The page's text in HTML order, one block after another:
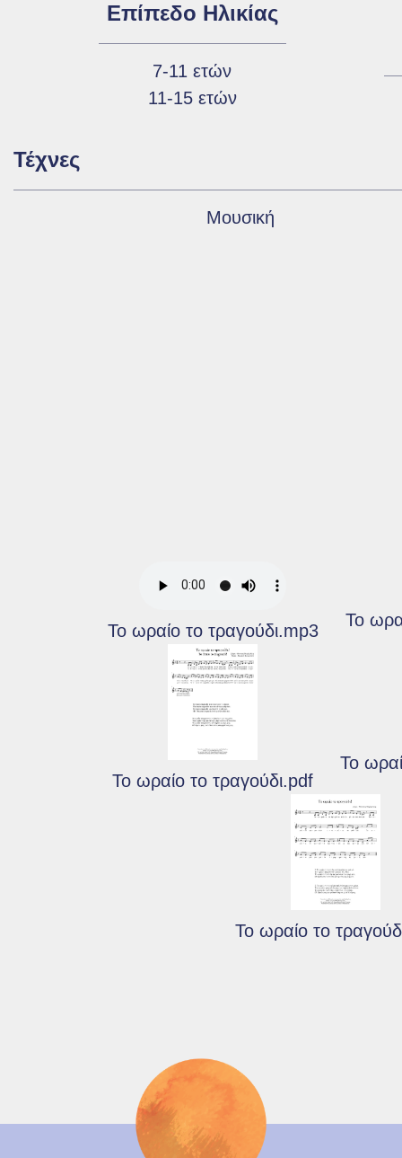
Επίπεδο Ηλικίας
7-11 ετών
11-15 ετών
Τέχνες
Μουσική
Το ωραίο το τραγούδι.mp3
Το
Το ωραίο το τραγούδι.pdf
Το
Το ωραίο το